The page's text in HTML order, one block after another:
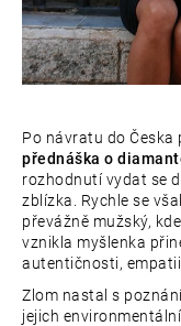
Po návratu do Česka
přednáška o
rozhodnutí vydat se
zblízka. Rychle se
převážně mužský,
vznikla myšlenka
autentičnosti,
Zlom nastal s
jejich